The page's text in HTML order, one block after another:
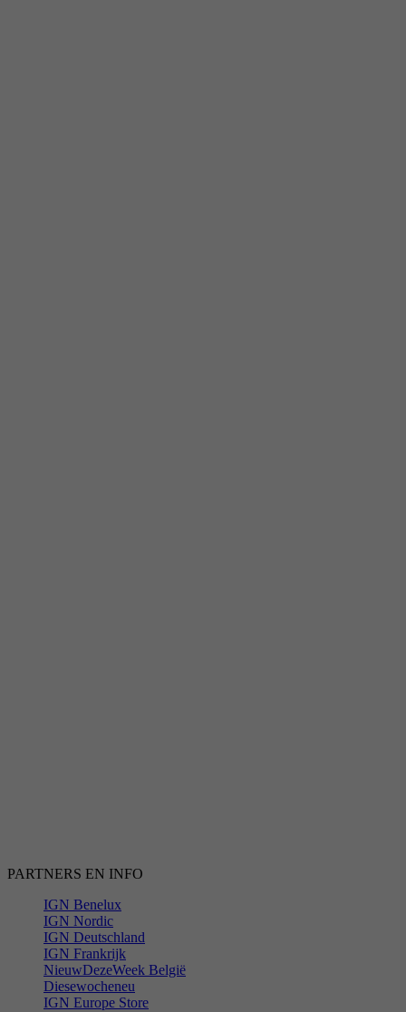
PARTNERS EN INFO
IGN Benelux
IGN Nordic
IGN Deutschland
IGN Frankrijk
NieuwDezeWeek België
Diesewocheneu
IGN Europe Store